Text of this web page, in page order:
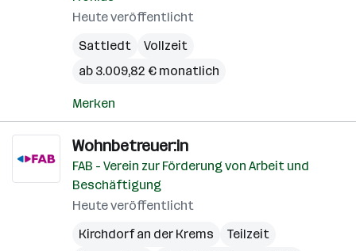
Heute veröffentlicht
Sattledt
Vollzeit
ab 3.009,82 € monatlich
Merken
Wohnbetreuer:in
FAB - Verein zur Förderung von Arbeit und
Beschäftigung
Heute veröffentlicht
Kirchdorf an der Krems
Teilzeit